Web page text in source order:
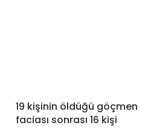
19 kişinin öldüğü göçmen
faciası sonrası 16 kişi